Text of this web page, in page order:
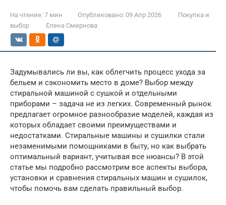
На чтение: 7 мин Опубликовано: 09 Апр 2026
Покупка и
выбор
Елена Смирнова
Задумывались ли вы, как облегчить процесс ухода за
бельем и сэкономить место в доме? Выбор между
стиральной машиной с сушкой и отдельными
приборами – задача не из легких. Современный рынок
предлагает огромное разнообразие моделей, каждая из
которых обладает своими преимуществами и
недостатками. Стиральные машины и сушилки стали
незаменимыми помощниками в быту, но как выбрать
оптимальный вариант, учитывая все нюансы? В этой
статье мы подробно рассмотрим все аспекты выбора,
установки и сравнения стиральных машин и сушилок,
чтобы помочь вам сделать правильный выбор.